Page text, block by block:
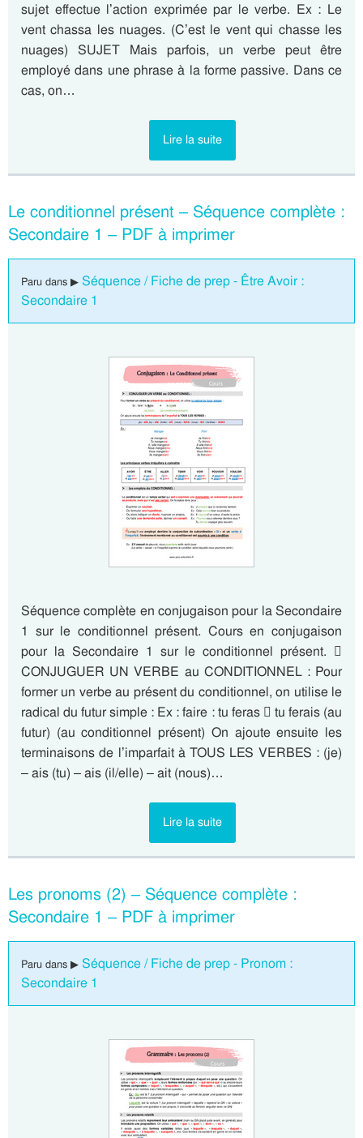
sujet effectue l’action exprimée par le verbe. Ex : Le
vent chassa les nuages. (C’est le vent qui chasse les
nuages) SUJET Mais parfois, un verbe peut être
employé dans une phrase à la forme passive. Dans ce
cas, on…
Lire la suite
Le conditionnel présent – Séquence complète :
Secondaire 1 – PDF à imprimer
Paru dans ▶ Séquence / Fiche de prep - Être Avoir :
Secondaire 1
Séquence complète en conjugaison pour la Secondaire
1 sur le conditionnel présent. Cours en conjugaison
pour la Secondaire 1 sur le conditionnel présent. 
CONJUGUER UN VERBE au CONDITIONNEL : Pour
former un verbe au présent du conditionnel, on utilise le
radical du futur simple : Ex : faire : tu feras  tu ferais (au
futur) (au conditionnel présent) On ajoute ensuite les
terminaisons de l’imparfait à TOUS LES VERBES : (je)
– ais (tu) – ais (il/elle) – ait (nous)…
Lire la suite
Les pronoms (2) – Séquence complète :
Secondaire 1 – PDF à imprimer
Paru dans ▶ Séquence / Fiche de prep - Pronom :
Secondaire 1